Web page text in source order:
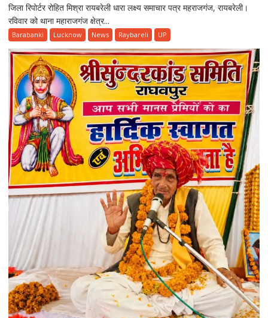
दो
मिशन
शक्ति
का
बहू-
बेटी
सम्मेलन,
महिलाओं
को
हेल्पलाइन
और
योजनाओं
की
दी
जानकारी
जिला रिपोर्टर रोहित मिश्रा रायबरेली धारा लक्ष्य समाचार पत्र महराजगंज, रायबरेली।
रविवार को थाना महाराजगंज क्षेत्र...
Barabanki Lucknow News Raybareli UP